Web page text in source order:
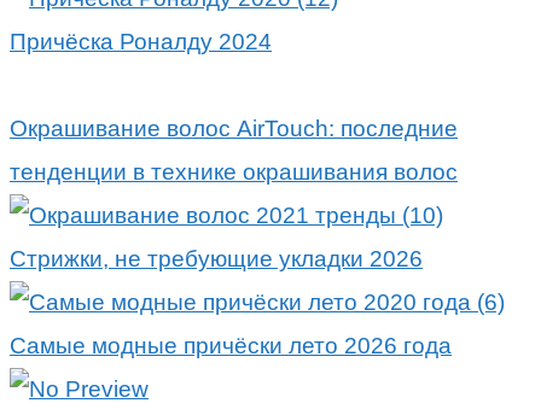
Причёска Роналду 2024
Окрашивание волос AirTouch: последние
тенденции в технике окрашивания волос
Стрижки, не требующие укладки 2026
Самые модные причёски лето 2026 года